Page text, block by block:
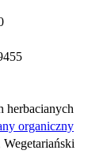
herbacianych
organiczny
Wegetariański